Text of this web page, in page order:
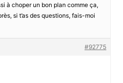
à choper un bon plan comme ça,
si t’as des questions, fais-moi
#92775